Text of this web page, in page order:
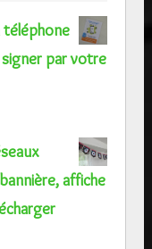
par votre
affiche